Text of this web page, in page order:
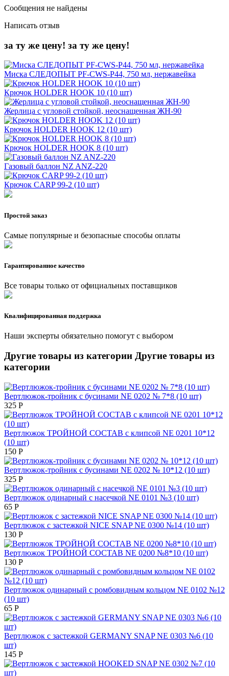
Сообщения не найдены
Написать отзыв
за ту же цену! за ту же цену!
Миска СЛЕДОПЫТ PF-CWS-P44, 750 мл, нержавейка
Крючок HOLDER HOOK 10 (10 шт)
Жерлица с угловой стойкой, неоснащенная ЖН-90
Крючок HOLDER HOOK 12 (10 шт)
Крючок HOLDER HOOK 8 (10 шт)
Газовый баллон NZ ANZ-220
Крючок CARP 99-2 (10 шт)
Простой заказ
Самые популярные и безопасные способы оплаты
Гарантированное качество
Все товары только от официальных поставщиков
Квалифицированная поддержка
Наши эксперты обязательно помогут с выбором
Другие товары из категории Другие товары из
категории
Вертлюжок-тройник с бусинами NE 0202 № 7*8 (10 шт)
325 Р
Вертлюжок ТРОЙНОЙ СОСТАВ с клипсой NE 0201 10*12
(10 шт)
150 Р
Вертлюжок-тройник с бусинами NE 0202 № 10*12 (10 шт)
325 Р
Вертлюжок одинарный с насечкой NE 0101 №3 (10 шт)
65 Р
Вертлюжок с застежкой NICE SNAP NE 0300 №14 (10 шт)
130 Р
Вертлюжок ТРОЙНОЙ СОСТАВ NE 0200 №8*10 (10 шт)
130 Р
Вертлюжок одинарный с ромбовидным кольцом NE 0102 №12
(10 шт)
65 Р
Вертлюжок с застежкой GERMANY SNAP NE 0303 №6 (10
шт)
145 Р